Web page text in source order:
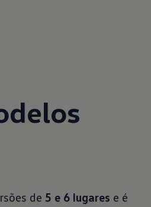
de 5 e 6 lugares e é